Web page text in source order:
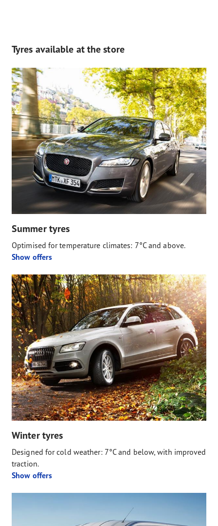
Tyres available at the store
Summer tyres
Optimised for temperature climates: 7°C and above.
Show offers
Winter tyres
Designed for cold weather: 7°C and below, with improved
traction.
Show offers